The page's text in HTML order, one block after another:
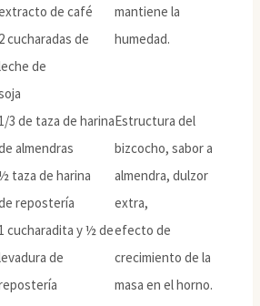
de café
2 cucharadas de
de
mantiene la
humedad.
1/3 de taza de harina
almendras
taza de harina
repostería
1 cucharadita y ½ de
de
Estructura del
bizcocho, sabor a
almendra, dulzor
extra,
efecto de
crecimiento de la
masa en el horno.